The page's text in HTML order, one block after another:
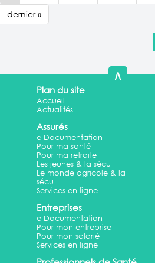
dernier »
∧
Plan du site
Accueil
Actualités
Assurés
e-Documentation
Pour ma santé
Pour ma retraite
Les jeunes & la sécu
Le monde agricole & la
sécu
Services en ligne
Entreprises
e-Documentation
Pour mon entreprise
Pour mon salarié
Services en ligne